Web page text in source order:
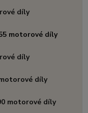
díly
motorové díly
díly
díly
motorové díly